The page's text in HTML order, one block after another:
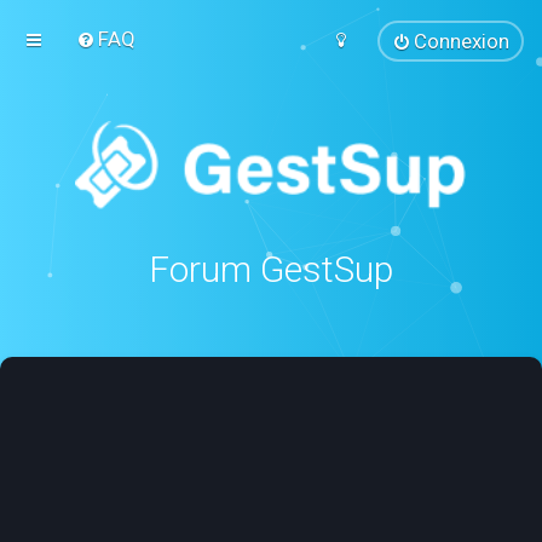
FAQ Connexion
Forum GestSup